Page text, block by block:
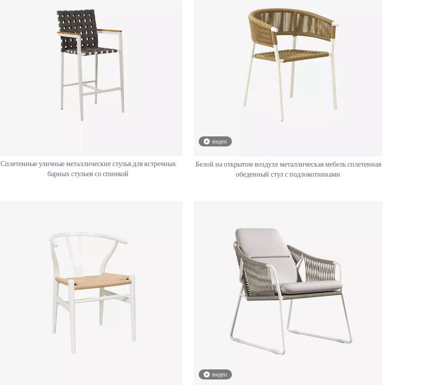
Сплетенные уличные металлические стулья для встречных
барных стульев со спинкой
видео
Белой на открытом воздухе металлическая мебель сплетенная
обеденный стул с подлокотниками
видео